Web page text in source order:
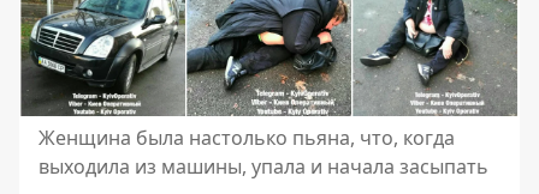
Женщина была настолько пьяна, что, когда
выходила из машины, упала и начала засыпать